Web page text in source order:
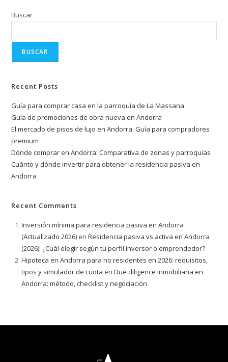
Buscar
BUSCAR
Recent Posts
Guía para comprar casa en la parroquia de La Massana
Guía de promociones de obra nueva en Andorra
El mercado de pisos de lujo en Andorra: Guía para compradores
premium
Dónde comprar en Andorra: Comparativa de zonas y parroquias
Cuánto y dónde invertir para obtener la residencia pasiva en
Andorra
Recent Comments
Inversión mínima para residencia pasiva en Andorra
(Actualizado 2026) enResidencia pasiva vs activa en Andorra
(2026): ¿Cuál elegir según tu perfil inversor o emprendedor?
Hipoteca en Andorra para no residentes en 2026: requisitos,
tipos y simulador de cuota enDue diligence inmobiliaria en
Andorra: método, checklist y negociación